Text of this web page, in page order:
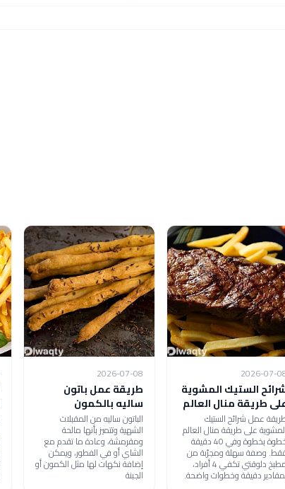
2026-07-
الستيك المشوية
طريقة منال العالم
عمل شرائح الستيك
على طريقة منال العالم
خطوة بخطوة وفي 40 دقيقة
وصفة سهلة ومجرّبة من
مطبخ دلوقتي تكفي 4 أفراد،
دقيقة وخطوات واضحة.
2026-07-08
طريقة عمل باتون
ساليه بالكمون
الباتون ساليه من المقبلات
الشهية وتتميز بأنها مالحة
ومقرمشة، وعادة ما تقدم مع
الشاي أو في الفطور، ويمكن
إضافة نكهات لها مثل الكمون أو
الجبنة